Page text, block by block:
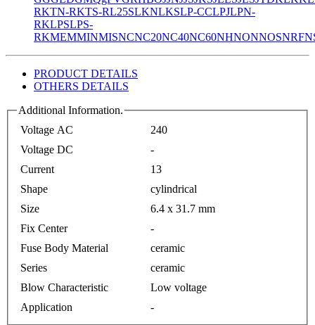
RKTN-RKTS-RL25SLKNLKSLP-CCLPJLPN-
RKLPSLPS-
RKMEMMINMISNCNC20NC40NC60NHNONNOSNRF
PRODUCT DETAILS
OTHERS DETAILS
Additional Information.
Voltage AC
240
Voltage DC
-
Current
13
Shape
cylindrical
Size
6.4 x 31.7 mm
Fix Center
-
Fuse Body Material
ceramic
Series
ceramic
Blow Characteristic
Low voltage
Application
-